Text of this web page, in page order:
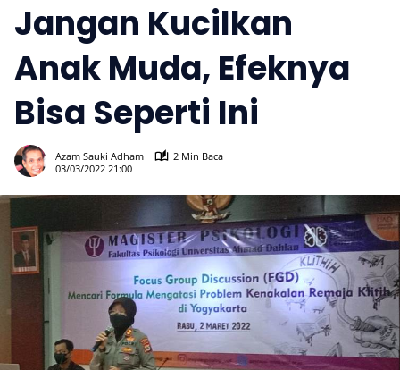
Jangan Kucilkan
Anak Muda, Efeknya
Bisa Seperti Ini
Azam Sauki Adham
2 Min Baca
03/03/2022 21:00